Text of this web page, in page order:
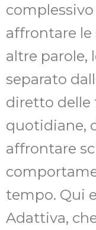
affrontare le
altre parole,
separato
diretto delle
quotidiane,
affrontare
tempo. Qui
Adattiva,